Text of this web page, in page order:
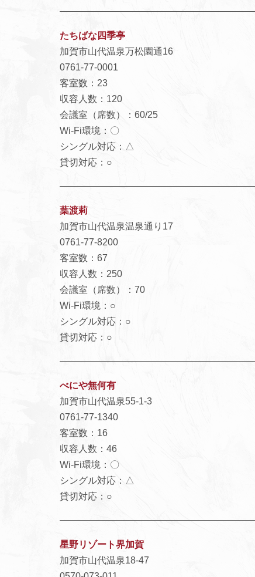
たちばな四季亭
加賀市山代温泉万松園通16
0761-77-0001
客室数：23
収容人数：120
会議室（席数）：60/25
Wi-Fi環境：〇
シングル対応：△
貸切対応：○
葉渡莉
加賀市山代温泉温泉通り17
0761-77-8200
客室数：67
収容人数：250
会議室（席数）：70
Wi-Fi環境：○
シングル対応：○
貸切対応：○
べにや無何有
加賀市山代温泉55-1-3
0761-77-1340
客室数：16
収容人数：46
Wi-Fi環境：〇
シングル対応：△
貸切対応：○
星野リゾート界加賀
加賀市山代温泉18-47